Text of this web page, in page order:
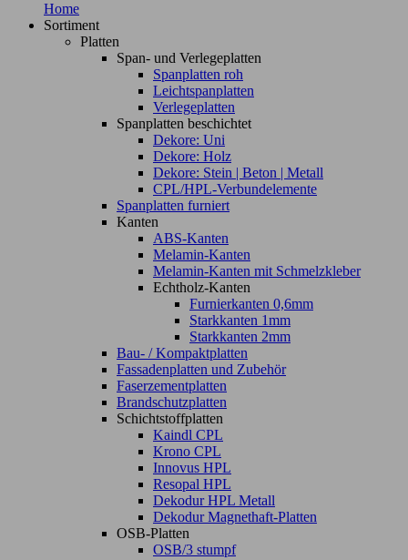
Home
Sortiment
Platten
Span- und Verlegeplatten
Spanplatten roh
Leichtspanplatten
Verlegeplatten
Spanplatten beschichtet
Dekore: Uni
Dekore: Holz
Dekore: Stein | Beton | Metall
CPL/HPL-Verbundelemente
Spanplatten furniert
Kanten
ABS-Kanten
Melamin-Kanten
Melamin-Kanten mit Schmelzkleber
Echtholz-Kanten
Furnierkanten 0,6mm
Starkkanten 1mm
Starkkanten 2mm
Bau- / Kompaktplatten
Fassadenplatten und Zubehör
Faserzementplatten
Brandschutzplatten
Schichtstoffplatten
Kaindl CPL
Krono CPL
Innovus HPL
Resopal HPL
Dekodur HPL Metall
Dekodur Magnethaft-Platten
OSB-Platten
OSB/3 stumpf